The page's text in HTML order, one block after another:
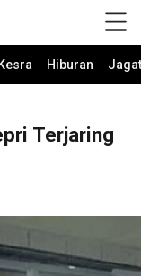
Kesra Hiburan Jagat
Terjaring